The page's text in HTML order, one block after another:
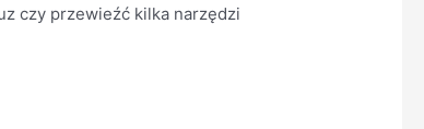
czy przewieźć kilka narzędzi